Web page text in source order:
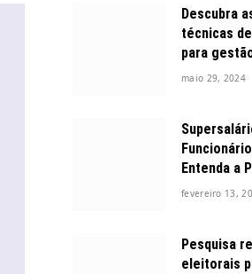
Descubra
técnicas
para
durante o dia
maio 29, 2024
Entenda a
Governo
fevereiro 13,
Pesquisa
eleitorais